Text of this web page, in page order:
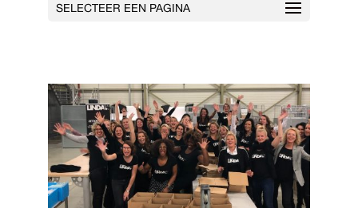
SELECTEER EEN PAGINA